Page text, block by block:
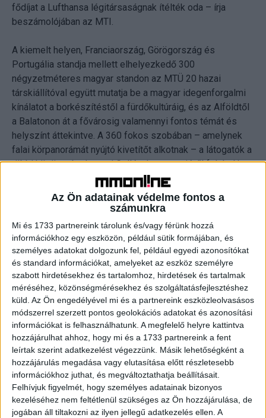
Az Ön adatainak védelme fontos a
számunkra
Mi és 1733 partnereink tárolunk és/vagy férünk hozzá
információkhoz egy eszközön, például sütik formájában, és
személyes adatokat dolgozunk fel, például egyedi azonosítókat
és standard információkat, amelyeket az eszköz személyre
szabott hirdetésekhez és tartalomhoz, hirdetések és tartalmak
méréséhez, közönségmérésekhez és szolgáltatásfejlesztéshez
küld. Az Ön engedélyével mi és a partnereink eszközleolvasásos
módszerrel szerzett pontos geolokációs adatokat és azonosítási
információkat is felhasználhatunk. A megfelelő helyre kattintva
hozzájárulhat ahhoz, hogy mi és a 1733 partnereink a fent
leírtak szerint adatkezelést végezzünk. Másik lehetőségként a
hozzájárulás megadása vagy elutasítása előtt részletesebb
információkhoz juthat, és megváltoztathatja beállításait.
Felhívjuk figyelmét, hogy személyes adatainak bizonyos
kezeléséhez nem feltétlenül szükséges az Ön hozzájárulása, de
jogában áll tiltakozni az ilyen jellegű adatkezelés ellen. A
fődíjat a Lufthansa légitársaságnak ítélték oda – írja
beszámolójában az MTI.
A kiemelt helyen, Franciaország, Görögország és
Portugália standja mellett elhelyezkedő 300
négyzetméteres magyar standon az MTÜ 20 hazai
társkiállítóval együtt mutatja be a magyar idegenforgalmi
kínálatot a borkészítéstől a fürdőkultúráig, és az Alföldtől
a Balatonon át a fővárosig valamennyi fontos témát és
helyszínt áttekintve. A 360 fokos szobában – amelynek
falai körpanorámát nyújtó kivetítőt alkotnak – a látogatók a
többi között a budapesti Gellért-hegy tetejéről feltáruló
látványban gyönyörködhetnek, a VR-szemüveggel pedig
egyebek mellett a balatoni jégvitorlázás élményét élhetik
Az idei, 51. ITB-n 1092 standon 184 országból és
régióból több mint 10 ezer kiállító mutatja be
szolgáltatásait és termékeit, a partnerország az Afrika
déli részén fekvő Botswana. A vásárra szervezett
szakmai fórumok és konferenciák kiemelt témája a
negyedik ipari forradalomnak is nevezett digitalizáció
hatása az idegenforgalomra. A vasárnapig tartó
négynapos kiállításra a szervezők várakozása szerint 180
ezren látogatnak el.
CÍMKÉK díj idegenforgalmi
ITB
Magyar Turisztikai Ügynökség
stand szakkiállítás